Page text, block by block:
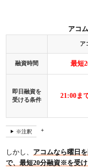
アコ
ア
融資時間 最短
即日融資を
受ける条件
21:00ま
※注釈
しかし、 アコムなら曜日
で、最短20分融資※を受け